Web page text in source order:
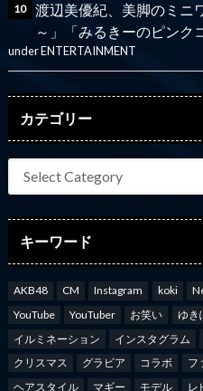
渡辺美優紀、美脚のミニ
～」「みるきーのピンク
underENTERTAINMENT
カテゴリー
キーワード
AKB48 CM Instagram koki
YouTube
YouTuber お笑い ゆき
イルミネーション
インスタグラム
クリスマス
グラビア コラボ フ
ヘアスタイル
マギー モデル レ